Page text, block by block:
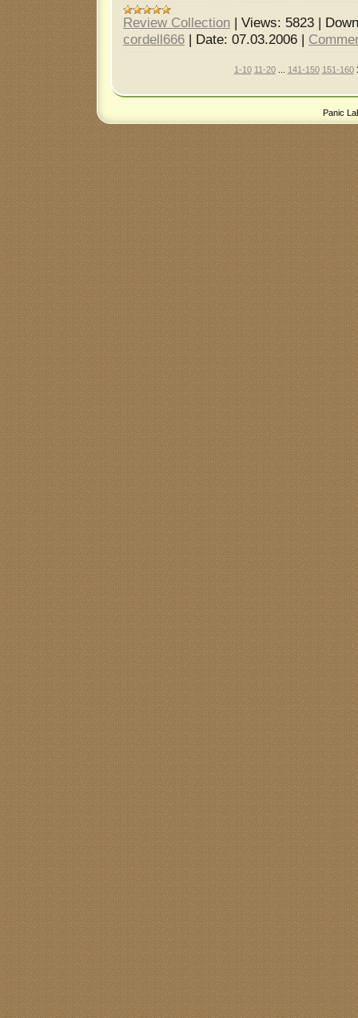
Review Collection | Views: 5823 |
cordell666 | Date: 07.03.2006 |
1-10 11-20 141-150 151-160
Panic